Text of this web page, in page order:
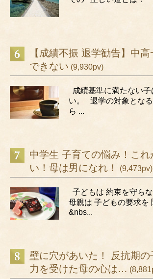
【成績不振 退学勧告】中
できない (9,930pv)
成績基準に満たない
い。 退学の対象とな
ら ...
中学生 子育ての悩み！これ
い！母は男になれ！
(9,473pv)
子どもは 約束を守ら
母親は 子どもの要求を
&nbs...
壁に穴があいた！ 反抗期の
力を受けた母の心は…